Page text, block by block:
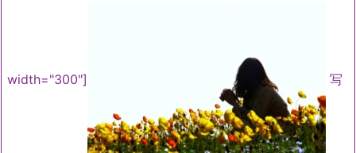
width="300"] 写